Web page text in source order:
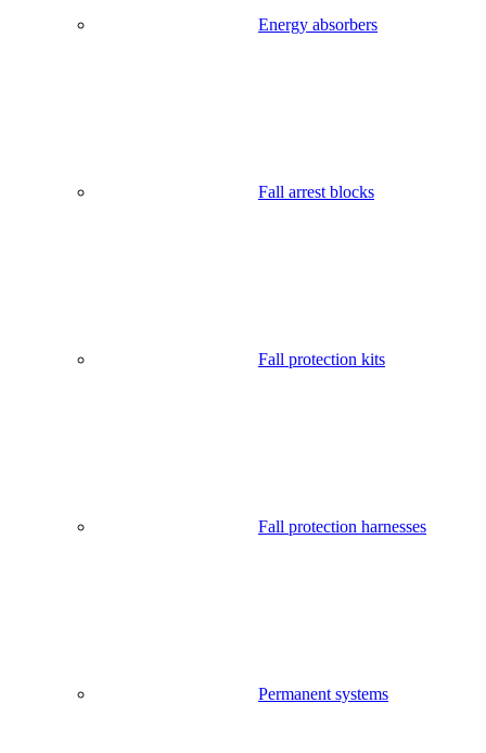
Energy absorbers
Fall arrest blocks
Fall protection kits
Fall protection harnesses
Permanent systems